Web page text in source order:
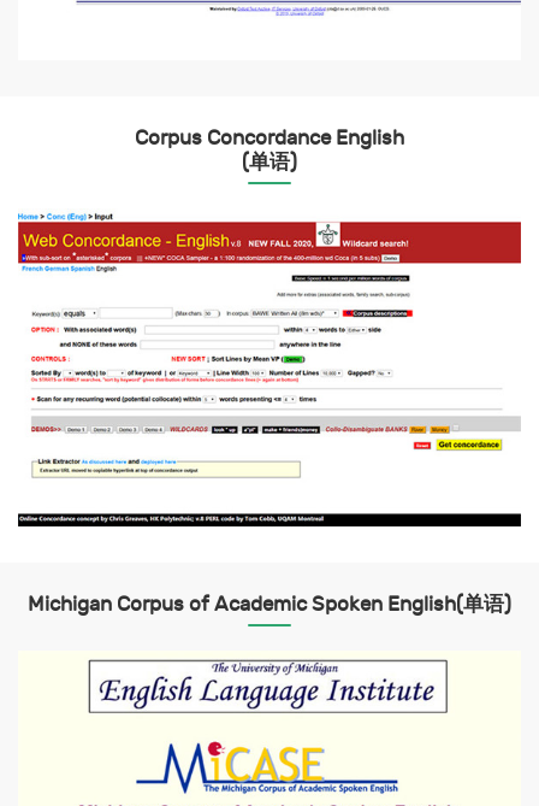
Corpus Concordance English
(单语)
Michigan Corpus of Academic Spoken English(单语)